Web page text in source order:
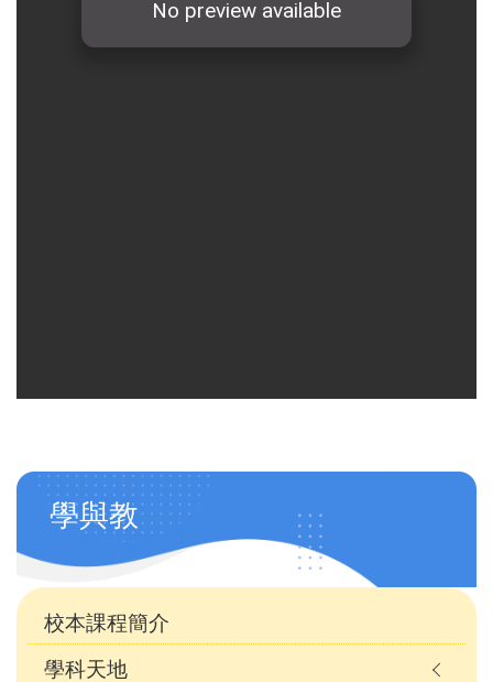
Main
navigation
(自
訂)
學與教
校本課程簡介
學科天地